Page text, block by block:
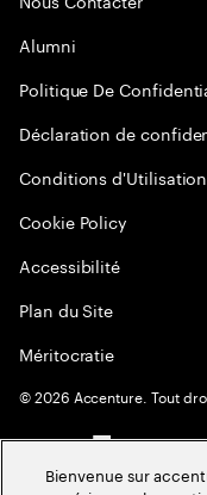
Alumni
Politique De
Déclaration de
Conditions d'Utilisation
Cookie Policy
Accessibilité
Plan du Site
Méritocratie
©2026 Accenture. Tout
Bienvenue sur